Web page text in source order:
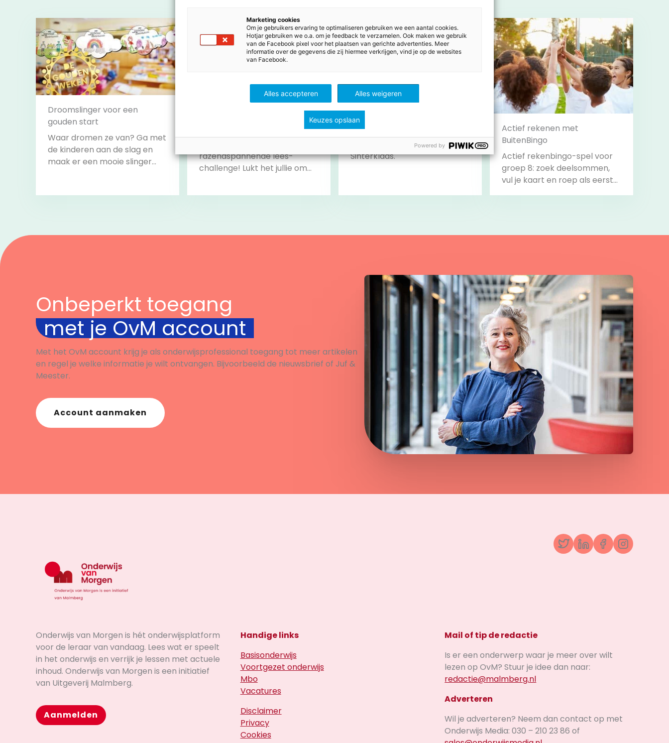
Droomslinger voor een
gouden start
Waar dromen ze van? Ga met
de kinderen aan de slag en
maak er een mooie slinger
razendspannende lees-
challenge! Lukt het jullie om
Lijn 3: aftellen naar de Sint
Aftelkalender naar
Sinterklaas.
Actief rekenen met
BuitenBingo
Actief rekenbingo-spel voor
groep 8: zoek deelsommen,
vul je kaart en roep als eerste
Onbeperkt toegang
met je OvM account
Met het OvM account krijg je als onderwijsprofessional toegang tot meer artikelen
en regel je welke informatie je wilt ontvangen. Bijvoorbeeld de nieuwsbrief of Juf &
Meester.
Account aanmaken
TwitterLinkedInFacebook
Onderwijs van Morgen is hét onderwijsplatform
voor de leraar van vandaag. Lees wat er speelt
in het onderwijs en verrijk je lessen met actuele
inhoud. Onderwijs van Morgen is een initiatief
van Uitgeverij Malmberg.
Aanmelden
Handige links
Basisonderwijs
Voortgezet onderwijs
Mbo
Vacatures
Disclaimer
Privacy
Cookies
Mail of tip de redactie
Is er een onderwerp waar je meer over wilt
lezen op OvM? Stuur je idee dan naar:
redactie@malmberg.nl
Adverteren
Wil je adverteren? Neem dan contact op met
Onderwijs Media: 030 – 210 23 86 of
Marketing cookies
Om je gebruikers ervaring te optimaliseren gebruiken we een aantal cookies.
Hotjar gebruiken we o.a. om je feedback te verzamelen. Ook maken we gebruik
van de Facebook pixel voor het plaatsen van gerichte advertenties. Meer
informatie over de gegevens die zij hiermee verkrijgen, vind je op de websites
van Facebook.
Alles accepteren Alles weigeren
Keuzes opslaan
Powered by